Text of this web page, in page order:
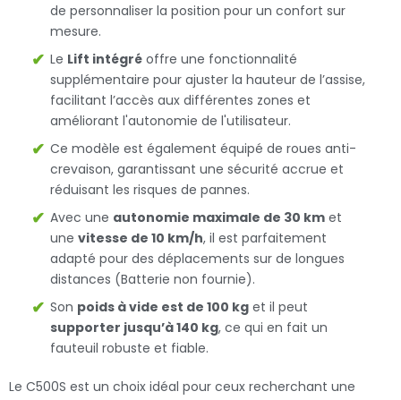
de personnaliser la position pour un confort sur
mesure.
Le Lift intégré offre une fonctionnalité
supplémentaire pour ajuster la hauteur de l’assise,
facilitant l’accès aux différentes zones et
améliorant l'autonomie de l'utilisateur.
Ce modèle est également équipé de roues anti-
crevaison, garantissant une sécurité accrue et
réduisant les risques de pannes.
Avec une autonomie maximale de 30 km et
une vitesse de 10 km/h, il est parfaitement
adapté pour des déplacements sur de longues
distances (Batterie non fournie).
Son poids à vide est de 100 kg et il peut
supporter jusqu’à 140 kg, ce qui en fait un
fauteuil robuste et fiable.
Le C500S est un choix idéal pour ceux recherchant une